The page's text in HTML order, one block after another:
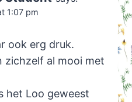
1:07 pm
ook erg druk.
zichzelf al mooi met
het Loo geweest